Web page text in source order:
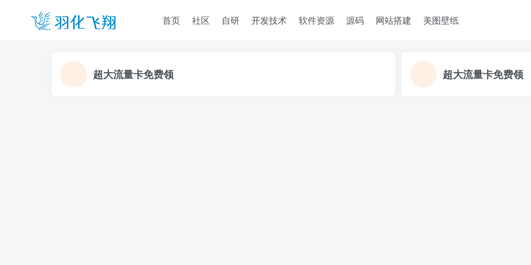
首页 社区 自研 开发技术 软件资源 源码 网站搭建 美图壁纸
超大流量卡免费领 超大流量卡免费领